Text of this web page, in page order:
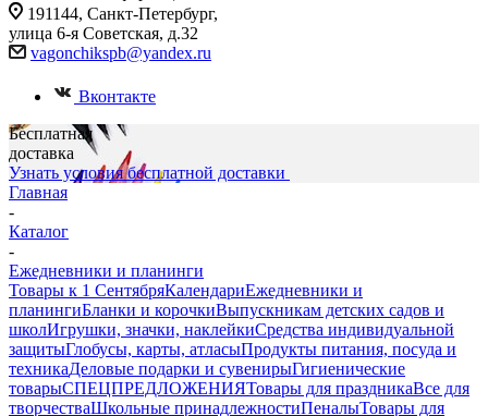
191144, Санкт-Петербург,
улица 6-я Советская, д.32
vagonchikspb@yandex.ru
Вконтакте
Бесплатная
доставка
Узнать условия бесплатной доставки
Главная
-
Каталог
-
Ежедневники и планинги
Товары к 1 СентябряКалендариЕжедневники и
планингиБланки и корочкиВыпускникам детских садов и
школИгрушки, значки, наклейкиСредства индивидуальной
защитыГлобусы, карты, атласыПродукты питания, посуда и
техникаДеловые подарки и сувенирыГигиенические
товарыСПЕЦПРЕДЛОЖЕНИЯТовары для праздникаВсе для
творчестваШкольные принадлежностиПеналыТовары для